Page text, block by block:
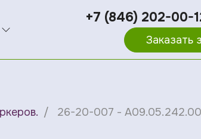
+7 (846) 202-00-
Заказать
26-20-007 -